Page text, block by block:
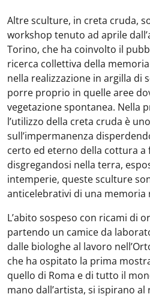
Altre sculture, in creta cruda,
workshop tenuto ad aprile
Torino, che ha coinvolto il
ricerca collettiva della
nella realizzazione in argilla di
porre proprio in quelle aree
vegetazione spontanea. Nella
l’utilizzo della creta cruda è
sull’impermanenza
certo ed eterno della cottura a
disgregandosi nella terra,
intemperie, queste sculture
anticelebrativi di una memoria
L’abito sospeso con ricami di
partendo un camice da
dalle biologhe al lavoro
che ha ospitato la prima
quello di Roma e di tutto il
mano dall’artista, si ispirano